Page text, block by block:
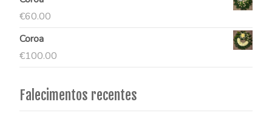
€60.00
Coroa
€100.00
Falecimentos recentes